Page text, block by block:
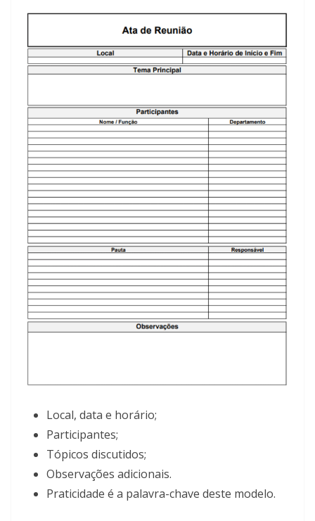
Local, data e horário;
Participantes;
Tópicos discutidos;
Observações adicionais.
Praticidade é a palavra-chave deste modelo.